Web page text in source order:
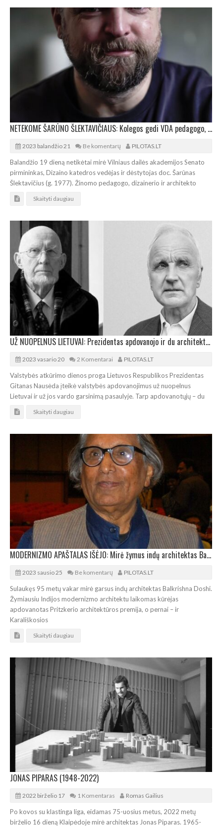
NETEKOME ŠARŪNO ŠLEKTAVIČIAUS: Kolegos gedi VDA pedagogo, dizainerio, architekto
2023 balandžio 21 Be komentarų PILOTAS.LT
Balandžio 19 dieną netikėtai mirė Vilniaus dailės akademijos Senato
pirmininkas, Dizaino katedros vedėjas ir dėstytojas doc. Šarūnas
Šlektavičius (g. 1977). Žinomo pedagogo, dizainerio ir architekto
Skaityti daugiau
UŽ NUOPELNUS LIETUVAI: Prezidentas apdovanojo ir du architektus
2023 vasario 20 2 Komentarai PILOTAS.LT
Valstybės atkūrimo dienos proga Lietuvos Respublikos Prezidentas
Gitanas Nausėda įteikė valstybės apdovanojimus už nuopelnus
Lietuvai ir už jos vardo garsinimą pasaulyje. Tarp apdovanotųjų – du
Skaityti daugiau
MODERNIZMO APAŠTALAS IŠĖJO: Mirė žymus indų architektas Balkrishna Doshi
2023 sausio 25 Be komentarų PILOTAS.LT
Sulaukęs 95 metų vakar mirė garsus indų architektas Balkrishna Doshi.
Žymiausiu Indijos modernizmo architektu laikomas kūrėjas
apdovanotas Pritzkerio architektūros premija, o pernai – ir
Karališkosios
Skaityti daugiau
JONAS PIPARAS (1948-2022)
2022 birželio 17 1 Komentaras Romas Gailius
Po kovos su klastinga liga, eidamas 75-uosius metus, 2022 metų
birželio 16 dieną Klaipėdoje mirė architektas Jonas Piparas. 1965-